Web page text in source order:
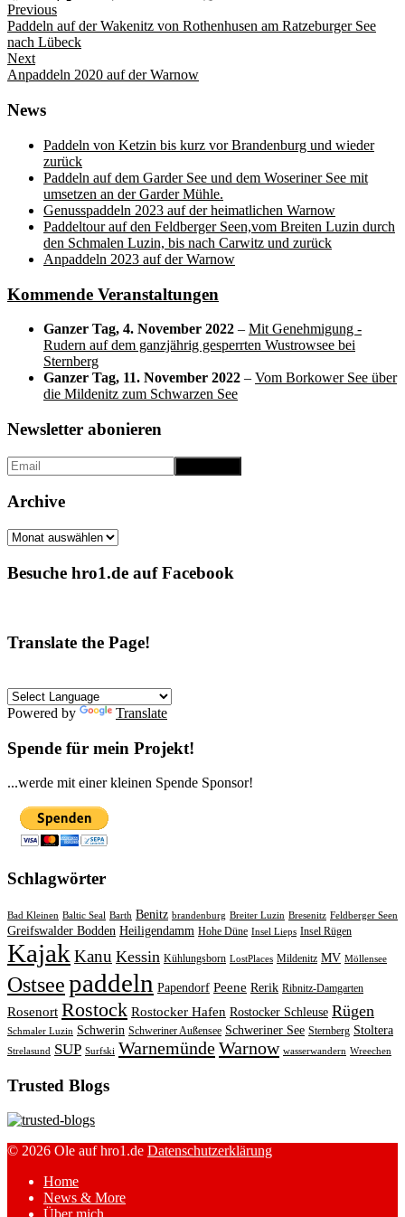
Beitragsnavigation
Previous
Previous
post:
Paddeln auf der Wakenitz von Rothenhusen am Ratzeburger See
nach Lübeck
Next
Next
Anpaddeln 2020 auf der Warnow
News
Paddeln von Ketzin bis kurz vor Brandenburg und wieder
zurück
Paddeln auf dem Garder See und dem Woseriner See mit
umsetzen an der Garder Mühle.
Genusspaddeln 2023 auf der heimatlichen Warnow
Paddeltour auf den Feldberger Seen,vom Breiten Luzin durch
den Schmalen Luzin, bis nach Carwitz und zurück
Anpaddeln 2023 auf der Warnow
Kommende Veranstaltungen
Ganzer Tag, 4. November 2022 – Mit Genehmigung -
Rudern auf dem ganzjährig gesperrten Wustrowsee bei
Sternberg
Ganzer Tag, 11. November 2022 – Vom Borkower See über
die Mildenitz zum Schwarzen See
Newsletter abonieren
Archive
Archive
Besuche hro1.de auf Facebook
Translate the Page!
Powered by Translate
Spende für mein Projekt!
...werde mit einer kleinen Spende Sponsor!
Schlagwörter
Bad Kleinen Baltic Seal Barth Benitz brandenburg Breiter Luzin Bresenitz Feldberger Seen
Greifswalder Bodden Heiligendamm Hohe Düne Insel Lieps Insel Rügen
Kajak Kanu Kessin Kühlungsborn LostPlaces Mildenitz MV Möllensee
Ostseepaddeln Papendorf Peene Rerik Ribnitz-Damgarten
Rosenort Rostock Rostocker Hafen Rostocker Schleuse Rügen
Schmaler Luzin Schwerin Schweriner Außensee Schweriner See Sternberg Stoltera
Strelasund SUP Surfski WarnemündeWarnow wasserwandern Wreechen
Trusted Blogs
© 2026 Ole auf hro1.de Datenschutzerklärung
Home
News & More